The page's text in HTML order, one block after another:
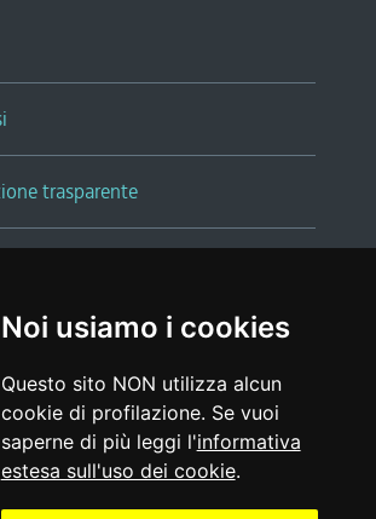
Noi usiamo i cookies
Questo sito NON utilizza alcun
cookie di profilazione. Se vuoi
saperne di più leggi l'informativa
estesa sull'uso dei cookie.
trasparente
|note legali |glossario
social media policy
di accessibilità |feedback
cookie